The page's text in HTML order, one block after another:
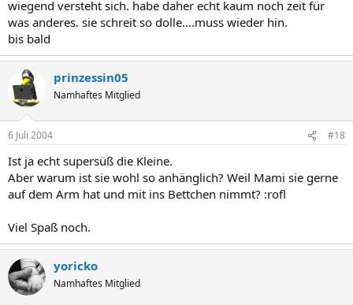
wiegend versteht sich. habe daher echt kaum noch zeit für
was anderes. sie schreit so dolle....muss wieder hin.
bis bald
prinzessin05
Namhaftes Mitglied
6 Juli 2004 #18
Ist ja echt supersüß die Kleine.
Aber warum ist sie wohl so anhänglich? Weil Mami sie gerne
auf dem Arm hat und mit ins Bettchen nimmt? :rofl
Viel Spaß noch.
yoricko
Namhaftes Mitglied